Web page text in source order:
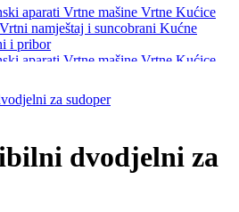
aparati Vrtne mašine Vrtne Kućice
Vrtni namještaj i suncobrani Kućne
i pribor
aparati Vrtne mašine Vrtne Kućice
i priborza sudoper
dvodjelni za